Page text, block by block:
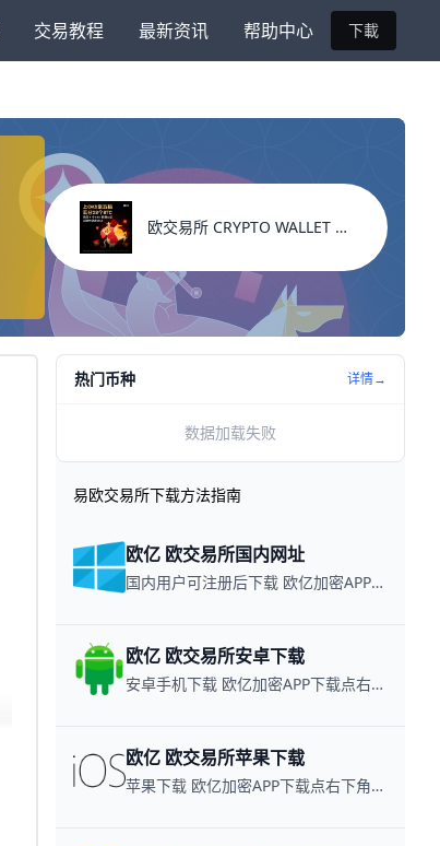
交易教程 最新资讯 帮助中心 下載
欧交易所 CRYPTO WALLET 新用户福利
热门币种 详情→
数据加载失败
易欧交易所下载方法指南
欧亿 欧交易所国内网址
国内用户可注册后下载 欧亿加密APP下载点右下角【APP下载】联系客服 每日更新可用链接
欧亿 欧交易所安卓下载
安卓手机下载 欧亿加密APP下载点右下角【APP下载】联系客服 每日更新可用链接
欧亿 欧交易所苹果下载
苹果下载 欧亿加密APP下载点右下角【APP下载】联系客服 每日更新可用链接